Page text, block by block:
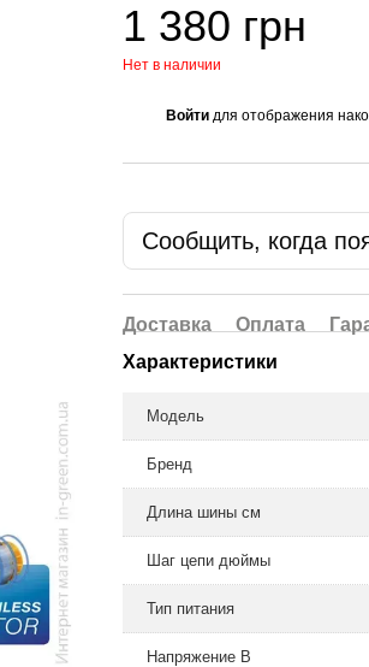
1 380 грн
Нет в наличии
Войти для отображения
Сообщить, когда
Доставка Оплата
Характеристики
Модель
Бренд
Длина шины см
Шаг цепи дюймы
Тип питания
Напряжение В